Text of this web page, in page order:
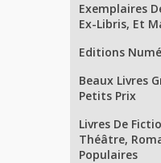
Exemplaires
Ex-Libris, Et
Editions
Beaux Livres
Petits Prix
Livres De
Théâtre,
Populaires